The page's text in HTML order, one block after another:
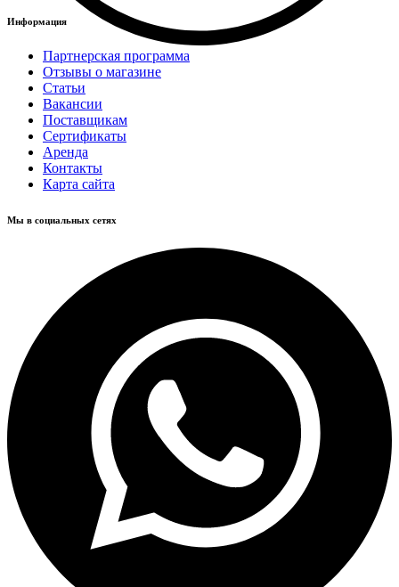
Информация
Партнерская программа
Отзывы о магазине
Статьи
Вакансии
Поставщикам
Сертификаты
Аренда
Контакты
Карта сайта
Мы в социальных сетях